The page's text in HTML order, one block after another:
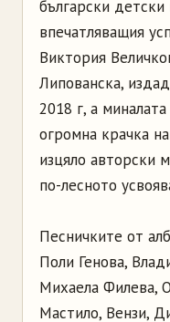
български детски
впечатляващия
Виктория
Липованска,
2018 г, а
огромна крачка
изцяло авторски
по-лесното
Песничките от
Поли Генова,
Михаела Филева,
Мастило, Вензи,